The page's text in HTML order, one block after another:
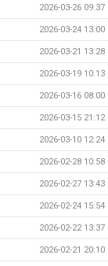
2026-03-26 09:37
2026-03-24 13:00
2026-03-21 13:28
2026-03-19 10:13
2026-03-16 08:00
2026-03-15 21:12
2026-03-10 12:24
2026-02-28 10:58
2026-02-27 13:43
2026-02-24 15:54
2026-02-22 13:37
2026-02-21 20:10